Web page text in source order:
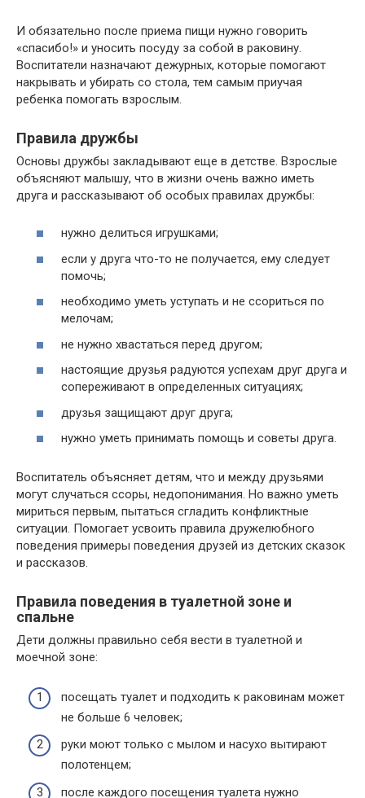
И обязательно после приема пищи нужно говорить
«спасибо!» и уносить посуду за собой в раковину.
Воспитатели назначают дежурных, которые помогают
накрывать и убирать со стола, тем самым приучая
ребенка помогать взрослым.
Правила дружбы
Основы дружбы закладывают еще в детстве. Взрослые
объясняют малышу, что в жизни очень важно иметь
друга и рассказывают об особых правилах дружбы:
нужно делиться игрушками;
если у друга что-то не получается, ему следует
помочь;
необходимо уметь уступать и не ссориться по
мелочам;
не нужно хвастаться перед другом;
настоящие друзья радуются успехам друг друга и
сопереживают в определенных ситуациях;
друзья защищают друг друга;
нужно уметь принимать помощь и советы друга.
Воспитатель объясняет детям, что и между друзьями
могут случаться ссоры, недопонимания. Но важно уметь
мириться первым, пытаться сгладить конфликтные
ситуации. Помогает усвоить правила дружелюбного
поведения примеры поведения друзей из детских сказок
и рассказов.
Правила поведения в туалетной зоне и
спальне
Дети должны правильно себя вести в туалетной и
моечной зоне:
посещать туалет и подходить к раковинам может
не больше 6 человек;
руки моют только с мылом и насухо вытирают
полотенцем;
после каждого посещения туалета нужно